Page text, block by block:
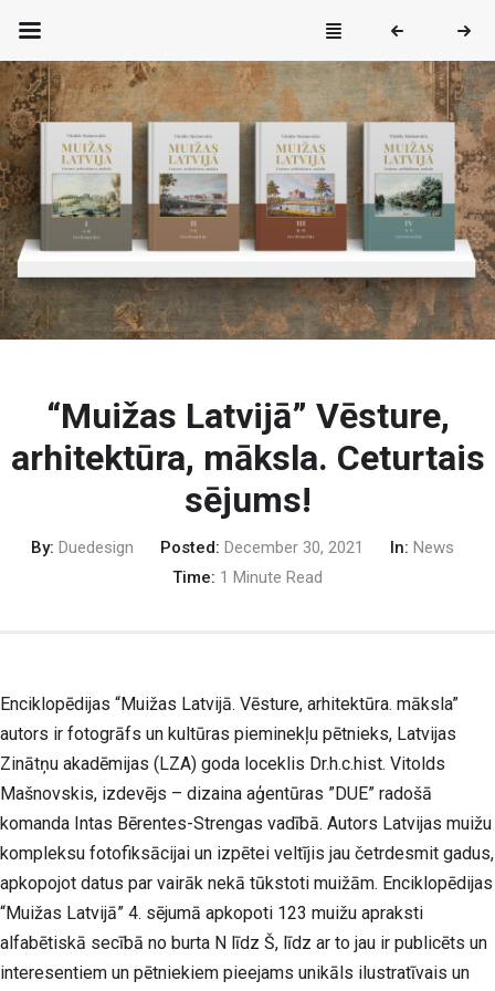
“Muižas Latvijā” Vēsture,
arhitektūra, māksla. Ceturtais
sējums!
By: Duedesign Posted: December 30, 2021 In: News
Time: 1 Minute Read
Enciklopēdijas “Muižas Latvijā. Vēsture, arhitektūra. māksla”
autors ir fotogrāfs un kultūras pieminekļu pētnieks, Latvijas
Zinātņu akadēmijas (LZA) goda loceklis Dr.h.c.hist. Vitolds
Mašnovskis, izdevējs – dizaina aģentūras ”DUE” radošā
komanda Intas Bērentes-Strengas vadībā. Autors Latvijas muižu
kompleksu fotofiksācijai un izpētei veltījis jau četrdesmit gadus,
apkopojot datus par vairāk nekā tūkstoti muižām. Enciklopēdijas
“Muižas Latvijā” 4. sējumā apkopoti 123 muižu apraksti
alfabētiskā secībā no burta N līdz Š, līdz ar to jau ir publicēts un
interesentiem un pētniekiem pieejams unikāls ilustratīvais un